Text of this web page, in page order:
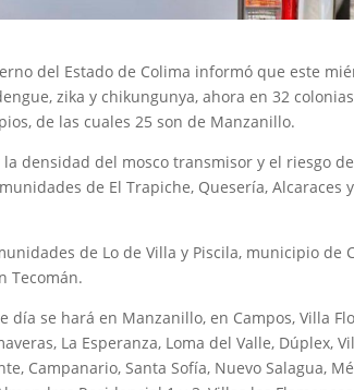
del Estado de Colima informó que este
zika y chikungunya, ahora en 32
de las cuales 25 son de Manzanillo.
densidad del mosco transmisor y el riesgo
de El Trapiche, Quesería, Alcaraces
de Lo de Villa y Piscila, municipio de
Tecomán.
día se hará en Manzanillo, en Campos, Villa
La Esperanza, Loma del Valle, Dúplex,
Campanario, Santa Sofía, Nuevo Salagua,